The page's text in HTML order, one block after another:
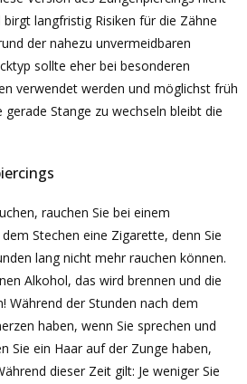
langfristig Risiken für die Zähne
der nahezu unvermeidbaren
sollte eher bei besonderen
verwendet werden und möglichst früh
Stange zu wechseln bleibt die
rauchen Sie bei einem
Stechen eine Zigarette, denn Sie
lang nicht mehr rauchen können.
Alkohol, das wird brennen und die
Während der Stunden nach dem
haben, wenn Sie sprechen und
Sie ein Haar auf der Zunge haben,
dieser Zeit gilt: Je weniger Sie